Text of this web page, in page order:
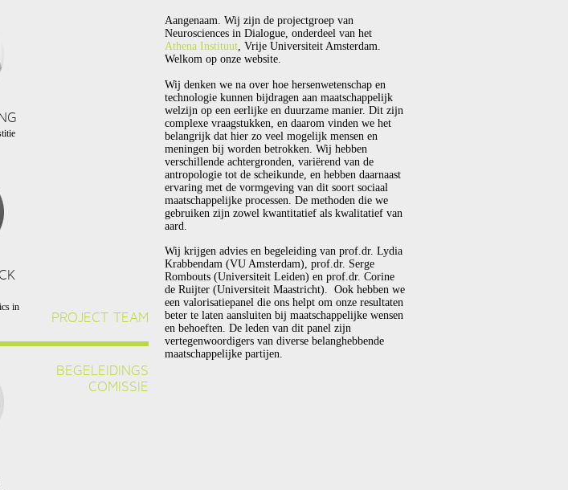
in
PROJECT TEAM
BEGELEIDINGS
COMISSIE
Aangenaam. Wij zijn de projectgroep van
Neurosciences in Dialogue, onderdeel van het
Athena Instituut, Vrije Universiteit Amsterdam.
Welkom op onze website.
Wij denken we na over hoe hersenwetenschap en
technologie kunnen bijdragen aan maatschappelijk
welzijn op een eerlijke en duurzame manier. Dit zijn
complexe vraagstukken, en daarom vinden we het
belangrijk dat hier zo veel mogelijk mensen en
meningen bij worden betrokken. Wij hebben
verschillende achtergronden, variërend van de
antropologie tot de scheikunde, en hebben daarnaast
ervaring met de vormgeving van dit soort sociaal
maatschappelijke processen. De methoden die we
gebruiken zijn zowel kwantitatief als kwalitatief van
aard.
Wij krijgen advies en begeleiding van prof.dr. Lydia
Krabbendam (VU Amsterdam), prof.dr. Serge
Rombouts (Universiteit Leiden) en prof.dr. Corine
de Ruijter (Universiteit Maastricht). Ook hebben we
een valorisatiepanel die ons helpt om onze resultaten
beter te laten aansluiten bij maatschappelijke wensen
en behoeften. De leden van dit panel zijn
vertegenwoordigers van diverse belanghebbende
maatschappelijke partijen.